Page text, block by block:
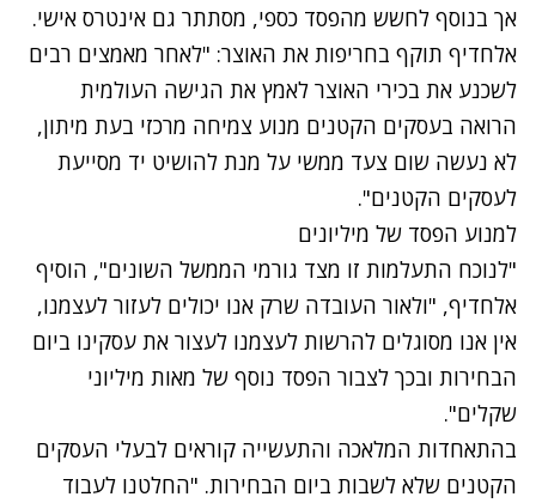
אך בנוסף לחשש מהפסד כספי, מסתתר גם אינטרס אישי.
אלחדיף תוקף בחריפות את האוצר: "לאחר מאמצים רבים
לשכנע את בכירי האוצר לאמץ את הגישה העולמית
הרואה בעסקים הקטנים מנוע צמיחה מרכזי בעת מיתון,
לא נעשה שום צעד ממשי על מנת להושיט יד מסייעת
לעסקים הקטנים".
למנוע הפסד של מיליונים
"לנוכח התעלמות זו מצד גורמי הממשל השונים", הוסיף
אלחדיף, "ולאור העובדה שרק אנו יכולים לעזור לעצמנו,
אין אנו מסוגלים להרשות לעצמנו לעצור את עסקינו ביום
הבחירות ובכך לצבור הפסד נוסף של מאות מיליוני
שקלים".
בהתאחדות המלאכה והתעשייה קוראים לבעלי העסקים
הקטנים שלא לשבות ביום הבחירות. "החלטנו לעבוד